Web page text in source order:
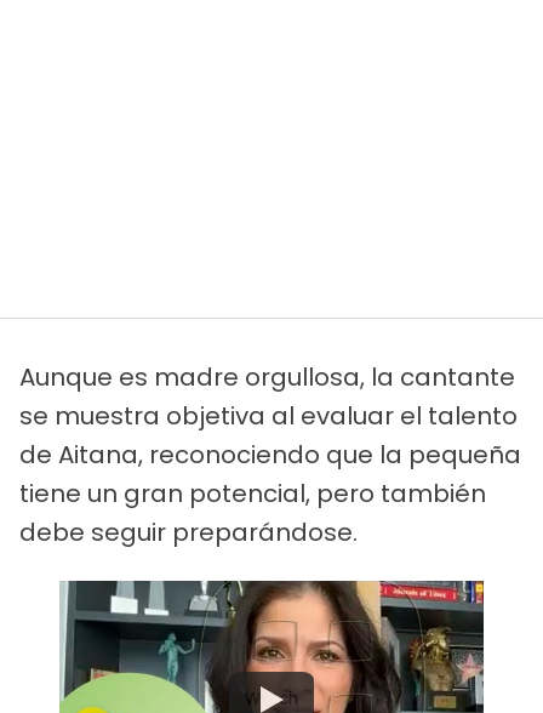
Aunque es madre orgullosa, la cantante
se muestra objetiva al evaluar el talento
de Aitana, reconociendo que la pequeña
tiene un gran potencial, pero también
debe seguir preparándose.
Watch